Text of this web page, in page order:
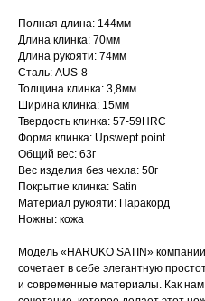
Полная длина: 144мм
Длина клинка: 70мм
Длина рукояти: 74мм
Сталь: AUS-8
Толщина клинка: 3,8мм
Ширина клинка: 15мм
Твердость клинка: 57-59HRC
Форма клинка: Upswept point
Общий вес: 63г
Вес изделия без чехла: 50г
Покрытие клинка: Satin
Материал рукояти: Паракорд
Ножны: кожа
Модель «HARUKO SATIN»
сочетает в себе элегантную
и современные материалы. Как нам